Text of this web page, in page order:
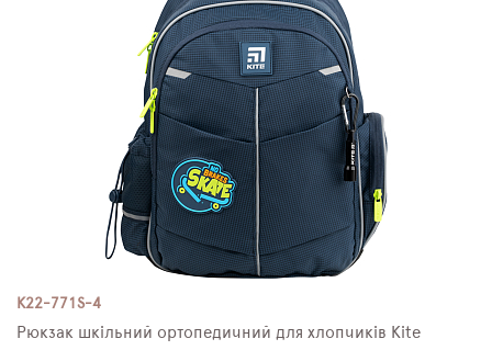
K22-771S-4
Рюкзак шкільний ортопедичний для хлопчиків Kite